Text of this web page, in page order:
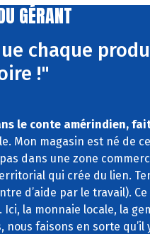
GÉRANT
chaque
!"
le conte amérindien,
Mon magasin est né de ce
dans une zone
qui crée du lien.
d’aide par le travail).
la monnaie locale, la
faisons en sorte qu’il